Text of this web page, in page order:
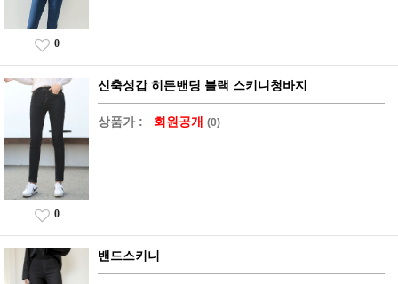
0
신축성갑 히든밴딩 블랙 스키니청바지
상품가 : 회원공개 (0)
0
밴드스키니